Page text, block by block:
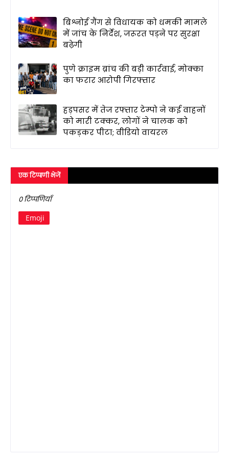
बिश्नोई गैंग से विधायक को धमकी मामले
में जांच के निर्देश, जरूरत पड़ने पर सुरक्षा
बढ़ेगी
पुणे क्राइम ब्रांच की बड़ी कार्रवाई, मोक्का
का फरार आरोपी गिरफ्तार
हड़पसर में तेज रफ्तार टेम्पो ने कई वाहनों
को मारी टक्कर, लोगों ने चालक को
पकड़कर पीटा; वीडियो वायरल
एक टिप्पणी भेजें
0 टिप्पणियाँ
Emoji